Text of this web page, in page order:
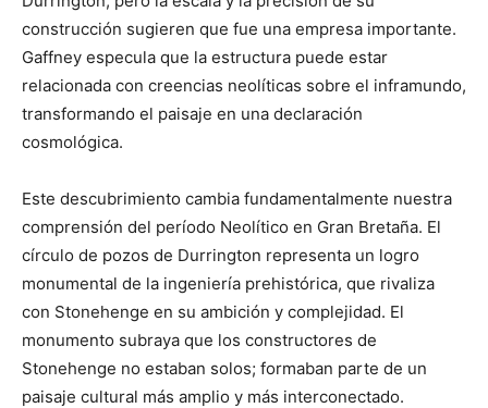
construcción sugieren que fue una empresa importante.
Gaffney especula que la estructura puede estar
relacionada con creencias neolíticas sobre el inframundo,
transformando el paisaje en una declaración
cosmológica.
Este descubrimiento cambia fundamentalmente nuestra
comprensión del período Neolítico en Gran Bretaña. El
círculo de pozos de Durrington representa un logro
monumental de la ingeniería prehistórica, que rivaliza
con Stonehenge en su ambición y complejidad. El
monumento subraya que los constructores de
Stonehenge no estaban solos; formaban parte de un
paisaje cultural más amplio y más interconectado.